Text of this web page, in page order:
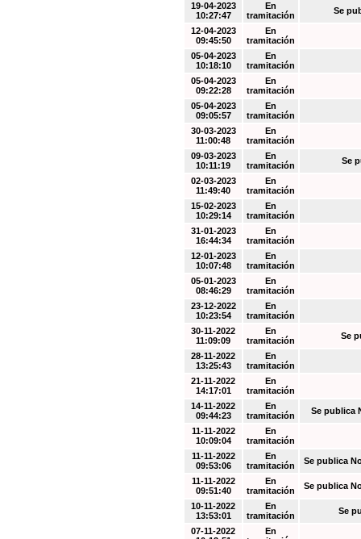
19-04-2023
10:27:47
En
tramitación
Se
12-04-2023
09:45:50
En
tramitación
05-04-2023
10:18:10
En
tramitación
05-04-2023
09:22:28
En
tramitación
05-04-2023
09:05:57
En
tramitación
30-03-2023
11:00:48
En
tramitación
09-03-2023
10:11:19
En
tramitación
Se
02-03-2023
11:49:40
En
tramitación
15-02-2023
10:29:14
En
tramitación
31-01-2023
16:44:34
En
tramitación
12-01-2023
10:07:48
En
tramitación
05-01-2023
08:46:29
En
tramitación
23-12-2022
10:23:54
En
tramitación
30-11-2022
11:09:09
En
tramitación
Se
28-11-2022
13:25:43
En
tramitación
21-11-2022
14:17:01
En
tramitación
14-11-2022
09:44:23
En
tramitación
Se publica
11-11-2022
10:09:04
En
tramitación
11-11-2022
09:53:06
En
tramitación
Se publica
11-11-2022
09:51:40
En
tramitación
Se publica
10-11-2022
13:53:01
En
tramitación
Se
07-11-2022
En